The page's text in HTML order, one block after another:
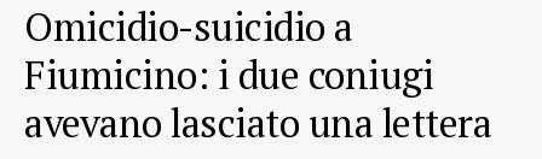
Omicidio-suicidio a
Fiumicino: i due coniugi
avevano lasciato una lettera